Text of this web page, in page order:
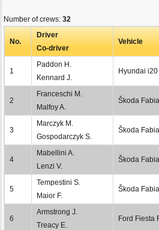
Number of crews: 32
No.
Driver
Co-driver
Vehicle
1
Paddon H.
Kennard J.
Hyundai
2
Franceschi M.
Malfoy A.
Škoda
3
Marczyk M.
Gospodarczyk S.
Škoda
4
Mabellini A.
Lenzi V.
Škoda
5
Tempestini S.
Maior F.
Škoda
6
Armstrong J.
Treacy E.
Ford Fiesta